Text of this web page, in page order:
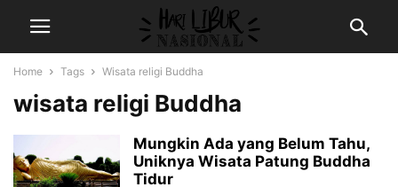
Home Tags Wisata religi Buddha
wisata religi Buddha
Mungkin Ada yang Belum Tahu,
Uniknya Wisata Patung Buddha
Tidur